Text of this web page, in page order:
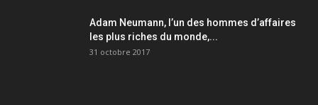
Adam Neumann, l’un des hommes d’affaires
les plus riches du monde,...
31 octobre 2017